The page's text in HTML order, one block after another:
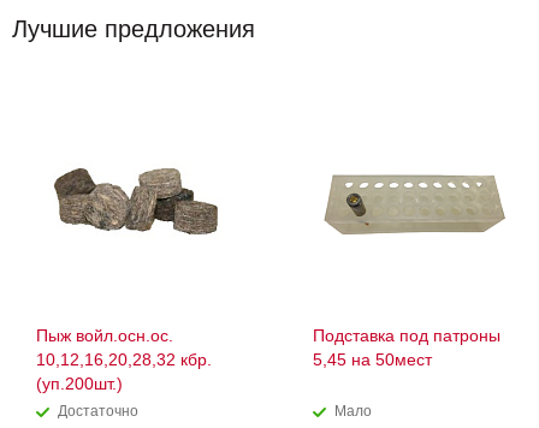
Лучшие предложения
Пыж войл.осн.ос.
10,12,16,20,28,32 кбр.
(уп.200шт.)
Достаточно
Подставка под патроны
5,45 на 50мест
Мало